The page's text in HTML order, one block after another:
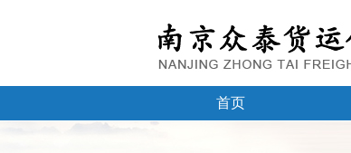
首页